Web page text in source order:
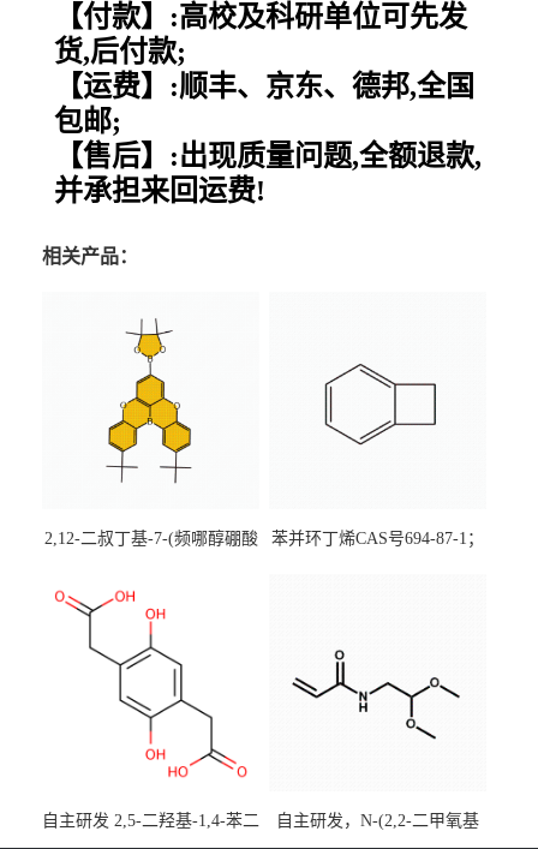
【付款】:高校及科研单位可先发
货,后付款;
【运费】:顺丰、京东、德邦,全国
包邮;
【售后】:出现质量问题,全额退款,
并承担来回运费!
相关产品：
2,12-二叔丁基-7-(频哪醇硼酸
[3,2,1-de]蒽CAS号2648896-
装，实验室现货直发
苯并环丁烯CAS号694-87-1；
自主研发 2,5-二羟基-1,4-苯二
自主研发，N-(2,2-二甲氧基